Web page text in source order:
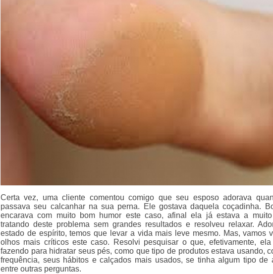
Certa vez, uma cliente comentou comigo que seu esposo adorava
passava seu calcanhar na sua perna. Ele gostava daquela coçadinha.
encarava com muito bom humor este caso, afinal ela já estava a
tratando deste problema sem grandes resultados e resolveu relaxar.
estado de espírito, temos que levar a vida mais leve mesmo. Mas, vamos
olhos mais críticos este caso. Resolvi pesquisar o que, efetivamente, ela
fazendo para hidratar seus pés, como que tipo de produtos estava usando,
frequência, seus hábitos e calçados mais usados, se tinha algum tipo de
entre outras perguntas.